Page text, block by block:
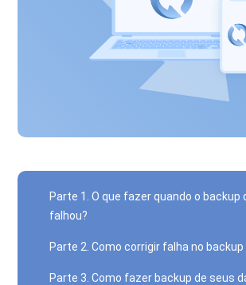
Parte 1. O que fazer quando o backup
falhou?
Parte 2. Como corrigir falha no backup
Parte 3. Como fazer backup de seus